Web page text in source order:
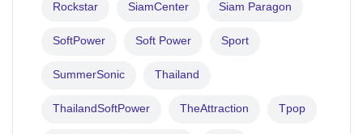
Rockstar SiamCenter Siam Paragon
SoftPower Soft Power Sport
SummerSonic Thailand
ThailandSoftPower TheAttraction Tpop